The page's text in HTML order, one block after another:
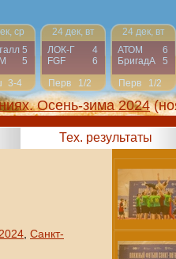
ср
5
5
3-4
24 дек, вт
ЛОК-Г
4
FGF
6
Перв
1/2
24 дек, вт
АТОМ
6
БригадА
5
Перв
1/2
Осень-зима 2024
Тех. результаты
Санкт-